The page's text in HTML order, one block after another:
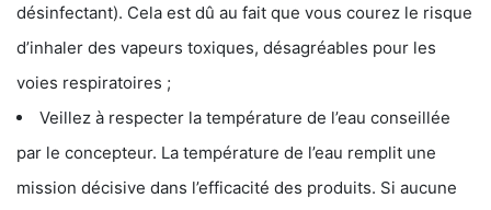
désinfectant). Cela est dû au fait que vous courez le risque
d’inhaler des vapeurs toxiques, désagréables pour les
voies respiratoires ;
Veillez à respecter la température de l’eau conseillée
par le concepteur. La température de l’eau remplit une
mission décisive dans l’efficacité des produits. Si aucune